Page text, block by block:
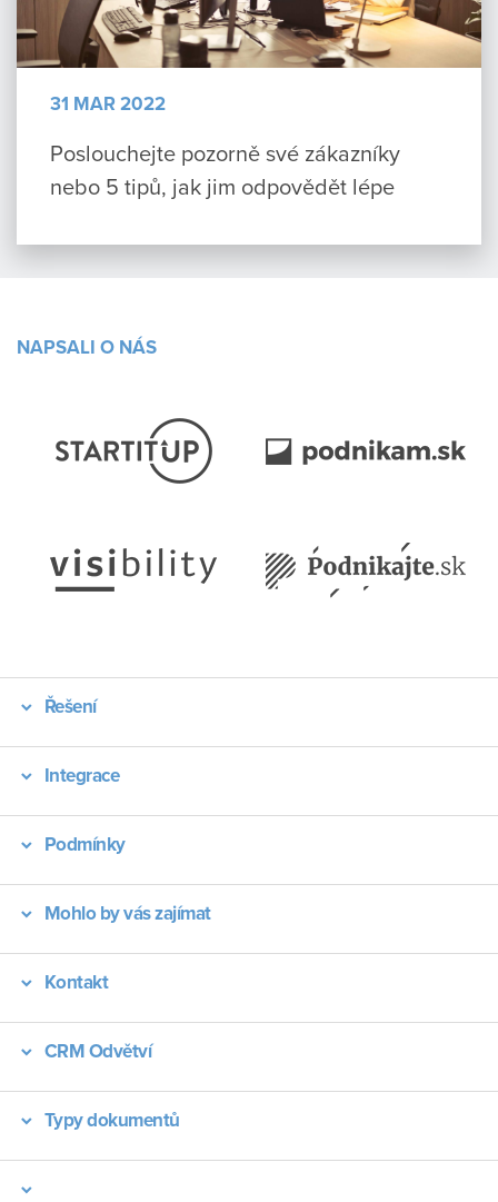
31 MAR 2022
Poslouchejte pozorně své zákazníky
nebo 5 tipů, jak jim odpovědět lépe
NAPSALI O NÁS
Řešení
Integrace
Podmínky
Mohlo by vás zajímat
Kontakt
CRM Odvětví
Typy dokumentů